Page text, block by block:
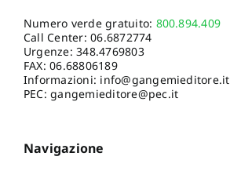
Numero verde gratuito: 800.894.409
Call Center:06.6872774
Urgenze:348.4769803
FAX: 06.68806189
Informazioni: info@gangemieditore.it
PEC: gangemieditore@pec.it
Navigazione